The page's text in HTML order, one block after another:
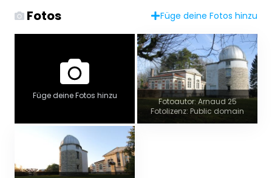
Fotos Füge deine Fotos hinzu
Füge deine Fotos hinzu
Fotoautor: Arnaud 25
Fotolizenz: Public domain